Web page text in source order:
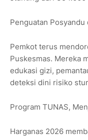
Penguatan
Pemkot terus
Puskesmas. Mereka
edukasi gizi,
deteksi dini risiko
Program TUNAS,
Harganas 2026